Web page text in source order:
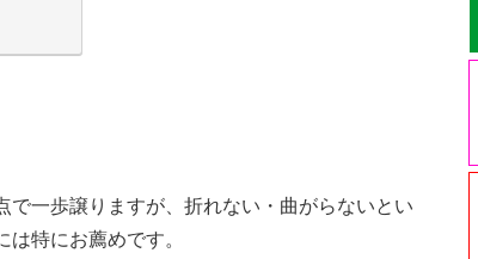
一歩譲りますが、折れない・曲がらないとい
特にお薦めです。